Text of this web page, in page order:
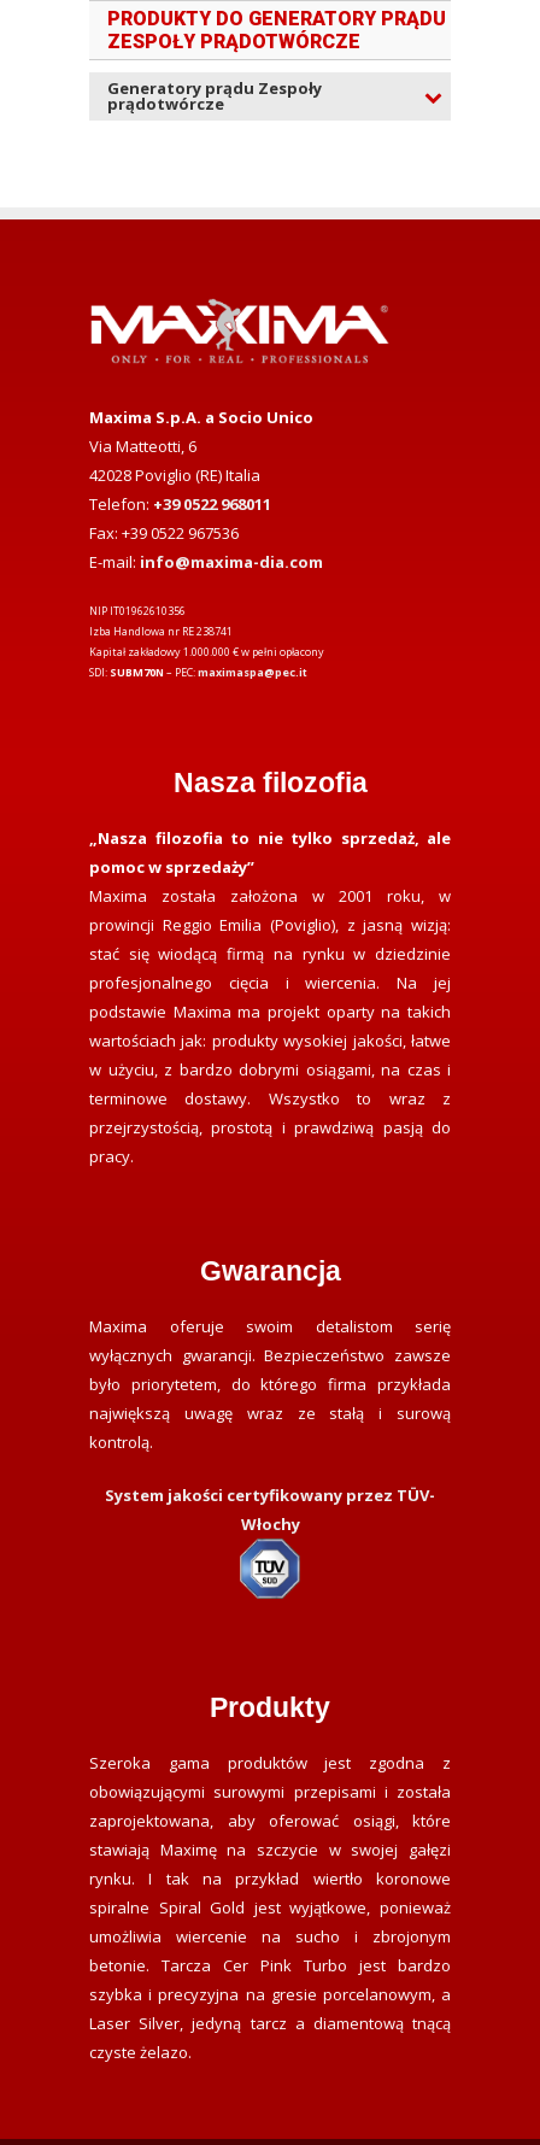
PRODUKTY DO GENERATORY PRĄDU
ZESPOŁY PRĄDOTWÓRCZE
Generatory prądu Zespoły
prądotwórcze
Maxima S.p.A. a Socio Unico
Via Matteotti, 6
42028 Poviglio (RE) Italia
Telefon: +39 0522 968011
Fax: +39 0522 967536
E-mail: info@maxima-dia.com
NIP IT01962610356
Izba Handlowa nr RE 238741
Kapitał zakładowy 1.000.000 € w pełni opłacony
SDI: SUBM70N – PEC:maximaspa@pec.it
Nasza filozofia
„Nasza filozofia to nie tylko sprzedaż, ale
pomoc w sprzedaży”
Maxima została założona w 2001 roku, w
prowincji Reggio Emilia (Poviglio), z jasną wizją:
stać się wiodącą firmą na rynku w dziedzinie
profesjonalnego cięcia i wiercenia. Na jej
podstawie Maxima ma projekt oparty na takich
wartościach jak: produkty wysokiej jakości, łatwe
w użyciu, z bardzo dobrymi osiągami, na czas i
terminowe dostawy. Wszystko to wraz z
przejrzystością, prostotą i prawdziwą pasją do
pracy.
Gwarancja
Maxima oferuje swoim detalistom serię
wyłącznych gwarancji. Bezpieczeństwo zawsze
było priorytetem, do którego firma przykłada
największą uwagę wraz ze stałą i surową
kontrolą.
System jakości certyfikowany przez TÜV-
Włochy
Produkty
Szeroka gama produktów jest zgodna z
obowiązującymi surowymi przepisami i została
zaprojektowana, aby oferować osiągi, które
stawiają Maximę na szczycie w swojej gałęzi
rynku. I tak na przykład wiertło koronowe
spiralne Spiral Gold jest wyjątkowe, ponieważ
umożliwia wiercenie na sucho i zbrojonym
betonie. Tarcza Cer Pink Turbo jest bardzo
szybka i precyzyjna na gresie porcelanowym, a
Laser Silver, jedyną tarcz a diamentową tnącą
czyste żelazo.